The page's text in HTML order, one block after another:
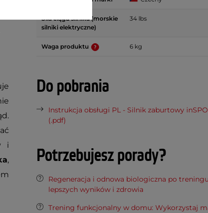
i
,
Siła ciągu silnika (morskie
silniki elektryczne)
34 lbs
Waga produktu 6 kg
Do pobrania
Instrukcja obsługi PL - Silnik zaburtowy
(.pdf)
Potrzebujesz porady?
Regeneracja i odnowa biologiczna po
lepszych wyników i zdrowia
Trening funkcjonalny w domu: Wykorzystaj